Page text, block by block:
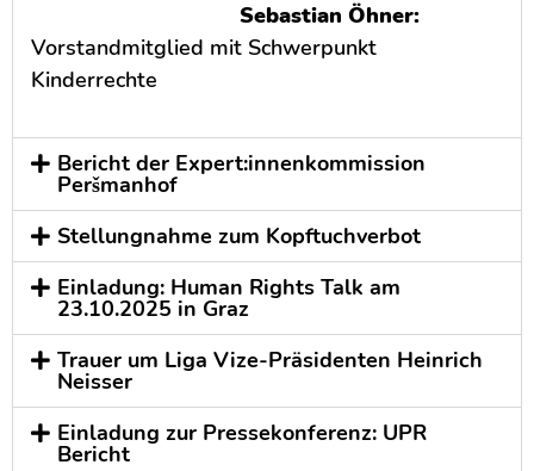
Sebastian Öhner:
Vorstandmitglied mit Schwerpunkt
Kinderrechte
Bericht der Expert:innenkommission
Peršmanhof
Stellungnahme zum Kopftuchverbot
Einladung: Human Rights Talk am
23.10.2025 in Graz
Trauer um Liga Vize-Präsidenten Heinrich
Neisser
Einladung zur Pressekonferenz: UPR
Bericht